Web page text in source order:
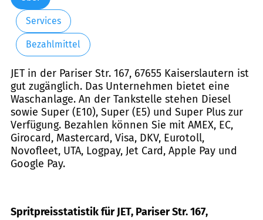
Services
Bezahlmittel
JET in der Pariser Str. 167, 67655 Kaiserslautern ist
gut zugänglich. Das Unternehmen bietet eine
Waschanlage. An der Tankstelle stehen Diesel
sowie Super (E10), Super (E5) und Super Plus zur
Verfügung. Bezahlen können Sie mit AMEX, EC,
Girocard, Mastercard, Visa, DKV, Eurotoll,
Novofleet, UTA, Logpay, Jet Card, Apple Pay und
Google Pay.
Spritpreisstatistik für JET, Pariser Str. 167,